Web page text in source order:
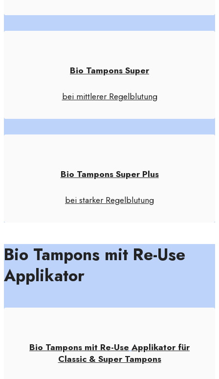
Bio Tampons Super
bei mittlerer Regelblutung
Bio Tampons Super Plus
bei starker Regelblutung
Bio Tampons mit Re-Use
Applikator
Bio Tampons mit Re-Use Applikator für
Classic & Super Tampons